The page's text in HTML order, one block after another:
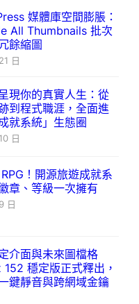
媒體庫空間膨脹：
All Thumbnails 批次
餘縮圖
日
現你的真實人生：從
到程式職涯，全面進
就系統」生態圈
日
！開源旅遊成就系
章、等級一次擁有
日
介面與未來圖檔格
穩定版正式釋出，
鍵靜音與跨網域金鑰